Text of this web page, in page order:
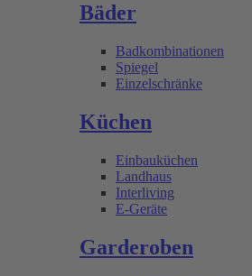
Bäder
Badkombinationen
Spiegel
Einzelschränke
Küchen
Einbauküchen
Landhaus
Interliving
E-Geräte
Garderoben